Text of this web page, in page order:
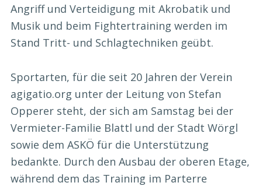
Angriff und Verteidigung mit Akrobatik und
Musik und beim Fightertraining werden im
Stand Tritt- und Schlagtechniken geübt.
Sportarten, für die seit 20 Jahren der Verein
agigatio.org unter der Leitung von Stefan
Opperer steht, der sich am Samstag bei der
Vermieter-Familie Blattl und der Stadt Wörgl
sowie dem ASKÖ für die Unterstützung
bedankte. Durch den Ausbau der oberen Etage,
während dem das Training im Parterre